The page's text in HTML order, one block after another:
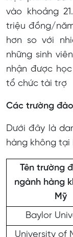
vào khoảng
triệu đồng/
hơn so với
những sinh
nhận được
tổ chức tài trợ
Các trường
Dưới đây là
hàng không tại
Tên trường
ngành hàng
Mỹ
Baylor
University of